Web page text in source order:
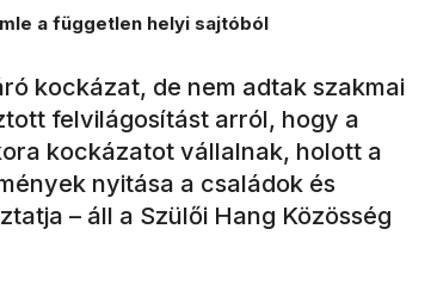
a független helyi sajtóból
kockázat, de nem adtak szakmai
felvilágosítást arról, hogy a
kockázatot vállalnak, holott a
nyitása a családok és
– áll a Szülői Hang Közösség